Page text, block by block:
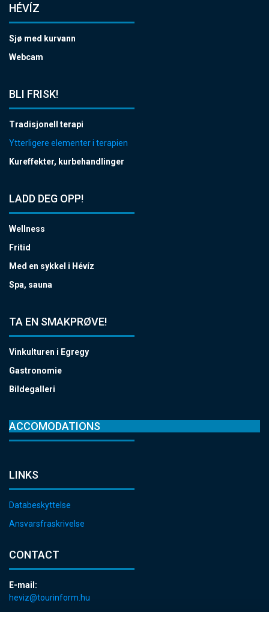
HÉVÍZ
Sjø med kurvann
Webcam
BLI FRISK!
Tradisjonell terapi
Ytterligere elementer i terapien
Kureffekter, kurbehandlinger
LADD DEG OPP!
Wellness
Fritid
Med en sykkel i Hévíz
Spa, sauna
TA EN SMAKPRØVE!
Vinkulturen i Egregy
Gastronomie
Bildegalleri
ACCOMODATIONS
LINKS
Databeskyttelse
Ansvarsfraskrivelse
CONTACT
E-mail:
heviz@tourinform.hu